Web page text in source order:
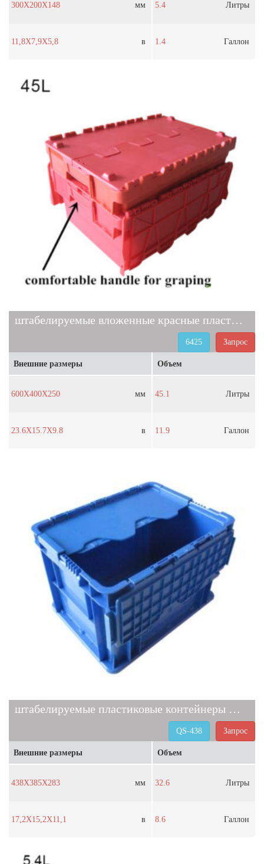
300X200X148 мм
11,8X7,9X5,8 в
5.4 Литры
1.4 Галлон
штабелируемые вложенные красные пластиковые ящики
Запрос
6425
Внешние размеры
600X400X250 мм
23.6X15.7X9.8 в
Объем
45.1 Литры
11.9 Галлон
штабелируемые пластиковые контейнеры QS-438
Запрос
QS-438
Внешние размеры
438X385X283 мм
17,2X15,2X11,1 в
Объем
32.6 Литры
8.6 Галлон